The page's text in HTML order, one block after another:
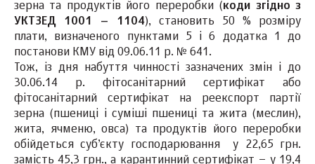
зерна та продуктів його переробки (коди згідно з
УКТЗЕД 1001 – 1104), становить 50 % розміру
плати, визначеного пунктами 5 і 6 додатка 1 до
постанови КМУ від 09.06.11 р. № 641.
Тож, із дня набуття чинності зазначених змін і до
30.06.14 р. фітосанітарний сертифікат або
фітосанітарний сертифікат на реекспорт партії
зерна (пшениці і суміші пшениці та жита (меслин),
жита, ячменю, овса) та продуктів його переробки
обійдеться суб’єкту господарювання у 22,65 грн.
замість 45,3 грн., а карантинний сертифікат – у 19,4